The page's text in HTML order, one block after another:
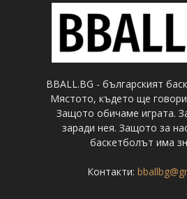
BBALL.BG - българският
Мястото, където ще
Защото обичаме играта.
заради нея. Защото за
баскетболът има
Контакти: